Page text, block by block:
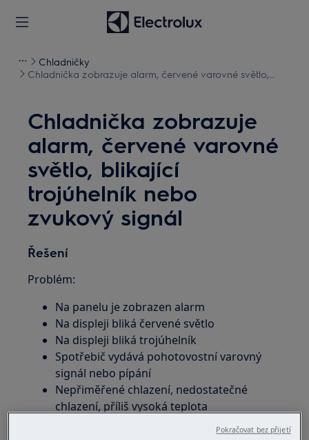
Chladničky
Chladnička zobrazuje alarm, červené varovné světlo,
Chladnička zobrazuje
alarm, červené varovné
světlo, blikající
trojúhelník nebo
zvukový signál
Řešení
Problém:
Na panelu je zobrazen alarm
Na displeji bliká červené světlo
Na displeji bliká trojúhelník
Spotřebič vydává pohotovostní varovný
signál nebo pípání
Nepřiměřené chlazení, nedostatečné
chlazení, příliš vysoká teplota
Pokračovat bez přijetí